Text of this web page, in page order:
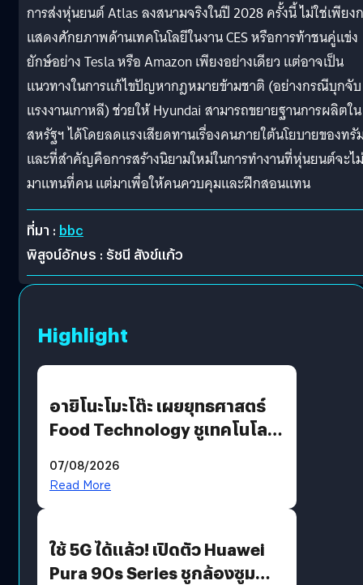
การส่งหุ่นยนต์ Atlas ลงสนามจริงในปี 2028 ครั้งนี้ ไม่ใช่เพียง
แสดงศักยภาพด้านเทคโนโลยีในงาน CES หรือการท้าชนคู่แข่ง
ยักษ์อย่าง Tesla หรือ Amazon เพียงอย่างเดียว แต่อาจเป็น
แนวทางในการแก้ไขปัญหากฎหมายข้ามชาติ (อย่างกรณีบุกจับ
แรงงานเกาหลี) ช่วยให้ Hyundai สามารถขยายฐานการผลิตใน
สหรัฐฯ ได้โดยลดแรงเสียดทานเรื่องคนภายใต้นโยบายของทรั
และที่สำคัญคือการสร้างนิยามใหม่ในการทำงานที่หุ่นยนต์จะไม่
มาแทนที่คน แต่มาเพื่อให้คนควบคุมและฝึกสอนแทน
ที่มา : bbc
พิสูจน์อักษร : รัชนี สังข์แก้ว
Highlight
อายิโนะโมะโต๊ะ เผยยุทธศาสตร์
Food Technology ชูเทคโนโลยี
บริโภคและ B2B
07/08/2026
Read More
ใช้ 5G ได้แล้ว! เปิดตัว Huawei
Pura 90s Series ชูกล้องซูม